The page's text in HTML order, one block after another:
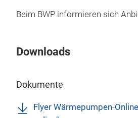
Beim BWP informieren sich
Downloads
Dokumente
Flyer Wärmepumpen-